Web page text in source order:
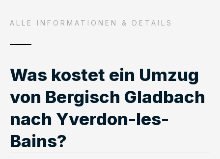
ALLE INFORMATIONEN & DETAILS
Was kostet ein Umzug
von Bergisch Gladbach
nach Yverdon-les-
Bains?